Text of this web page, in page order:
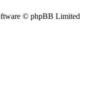
© phpBB Limited